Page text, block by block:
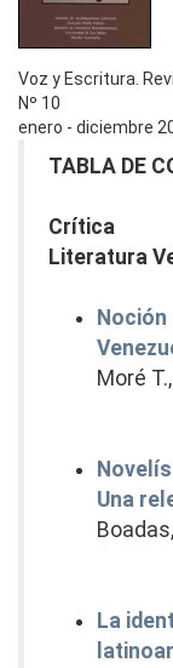
Voz y Escritura.
Nº 10
enero - diciembre
TABLA DE
Crítica
Literatura
Moré
Una
La